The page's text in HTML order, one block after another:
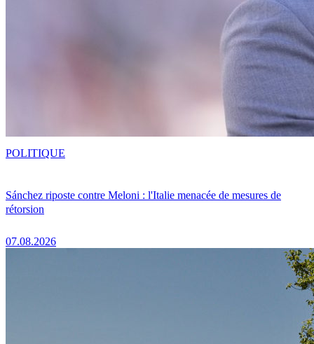
Sánchez riposte contre Meloni : l'Italie menacée de mesures de
rétorsion
07.08.2026
POLITIQUE